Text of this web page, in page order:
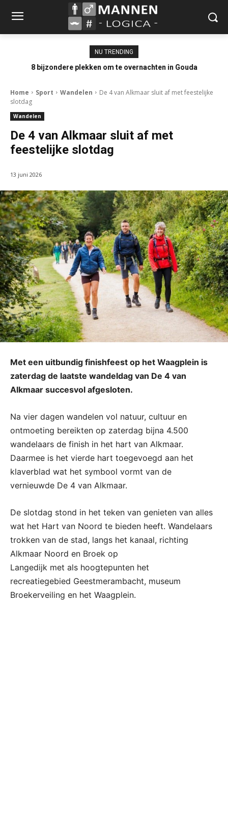
NU TRENDING
8 bijzondere plekken om te overnachten in Gouda
Home Sport Wandelen
De 4 van Alkmaar sluit af met feestelijke
slotdag
Wandelen
De 4 van Alkmaar sluit af met
feestelijke slotdag
13 juni 2026
Met een uitbundig finishfeest op het Waagplein is
zaterdag de laatste wandeldag van De 4 van
Alkmaar succesvol afgesloten.
Na vier dagen wandelen vol natuur, cultuur en
ontmoeting bereikten op zaterdag bijna 4.500
wandelaars de finish in het hart van Alkmaar.
Daarmee is het vierde hart toegevoegd aan het
klaverblad wat het symbool vormt van de
vernieuwde De 4 van Alkmaar.
De slotdag stond in het teken van genieten van alles
wat het Hart van Noord te bieden heeft. Wandelaars
trokken van de stad, langs het kanaal, richting
Alkmaar Noord en Broek op
Langedijk met als hoogtepunten het
recreatiegebied Geestmerambacht, museum
Broekerveiling en het Waagplein.